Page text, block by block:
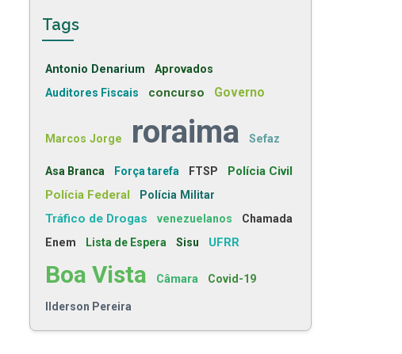
Tags
Antonio Denarium Aprovados
Auditores Fiscais concurso Governo
Marcos Jorge roraima Sefaz
Asa Branca Força tarefa FTSP
Polícia Civil
Polícia Federal
Polícia Militar
Tráfico de Drogas venezuelanos
Chamada
Enem
Lista de Espera Sisu UFRR
Boa Vista Câmara Covid-19
Ilderson Pereira